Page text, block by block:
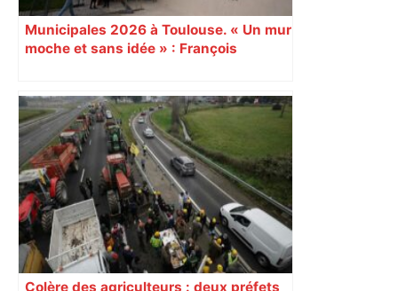
Municipales 2026 à Toulouse. « Un mur
moche et sans idée » : François
Augustins
Colère des agriculteurs : deux préfets